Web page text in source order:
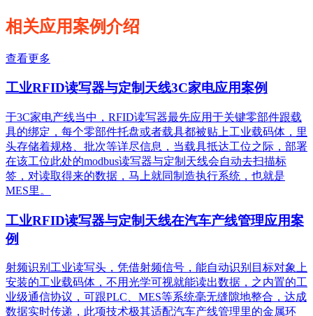
相关应用案例介绍
查看更多
工业RFID读写器与定制天线3C家电应用案例
于3C家电产线当中，RFID读写器最先应用于关键零部件跟载
具的绑定，每个零部件托盘或者载具都被贴上工业载码体，里
头存储着规格、批次等详尽信息，当载具抵达工位之际，部署
在该工位此处的modbus读写器与定制天线会自动去扫描标
签，对读取得来的数据，马上就同制造执行系统，也就是
MES里。
工业RFID读写器与定制天线在汽车产线管理应用案
例
射频识别工业读写头，凭借射频信号，能自动识别目标对象上
安装的工业载码体，不用光学可视就能读出数据，之内置的工
业级通信协议，可跟PLC、MES等系统毫无缝隙地整合，达成
数据实时传递，此项技术极其适配汽车产线管理里的金属环